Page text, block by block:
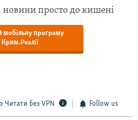
новини просто до кишені
мобільну програму
Крим.Реалії
Читати без VPN Follow us